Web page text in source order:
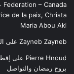
Federation – Canada
de la paix, Christa
Maria Abou Akl
Zayneb Zayneb على
Pierre Hnoud على
بروح رمضان والتواصل